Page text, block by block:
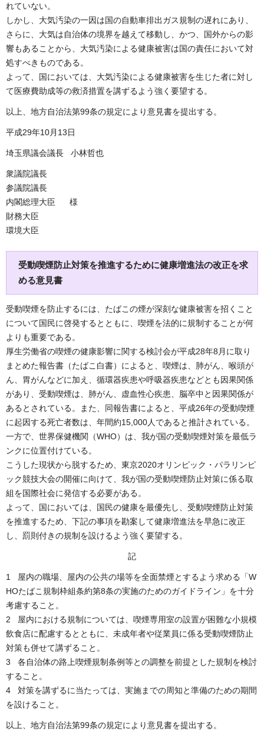
れていない。
しかし、大気汚染の一因は国の自動車排出ガス規制の遅れにあり、
さらに、大気は自治体の境界を越えて移動し、かつ、国外からの影
響もあることから、大気汚染による健康被害は国の責任において対
処すべきものである。
よって、国においては、大気汚染による健康被害を生じた者に対し
て医療費助成等の救済措置を講ずるよう強く要望する。
以上、地方自治法第99条の規定により意見書を提出する。
平成29年10月13日
埼玉県議会議長 小林哲也
衆議院議長
参議院議長
内閣総理大臣 様
財務大臣
環境大臣
受動喫煙防止対策を推進するために健康増進法の改正を求
める意見書
受動喫煙を防止するには、たばこの煙が深刻な健康被害を招くこと
について国民に啓発するとともに、喫煙を法的に規制することが何
よりも重要である。
厚生労働省の喫煙の健康影響に関する検討会が平成28年8月に取り
まとめた報告書（たばこ白書）によると、喫煙は、肺がん、喉頭が
ん、胃がんなどに加え、循環器疾患や呼吸器疾患などとも因果関係
があり、受動喫煙は、肺がん、虚血性心疾患、脳卒中と因果関係が
あるとされている。また、同報告書によると、平成26年の受動喫煙
に起因する死亡者数は、年間約15,000人であると推計されている。
一方で、世界保健機関（WHO）は、我が国の受動喫煙対策を最低ラ
ンクに位置付けている。
こうした現状から脱するため、東京2020オリンピック・パラリンピ
ック競技大会の開催に向けて、我が国の受動喫煙防止対策に係る取
組を国際社会に発信する必要がある。
よって、国においては、国民の健康を最優先し、受動喫煙防止対策
を推進するため、下記の事項を勘案して健康増進法を早急に改正
し、罰則付きの規制を設けるよう強く要望する。
記
1 屋内の職場、屋内の公共の場等を全面禁煙とするよう求める「W
HOたばこ規制枠組条約第8条の実施のためのガイドライン」を十分
考慮すること。
2 屋内における規制については、喫煙専用室の設置が困難な小規模
飲食店に配慮するとともに、未成年者や従業員に係る受動喫煙防止
対策も併せて講ずること。
3 各自治体の路上喫煙規制条例等との調整を前提とした規制を検討
すること。
4 対策を講ずるに当たっては、実施までの周知と準備のための期間
を設けること。
以上、地方自治法第99条の規定により意見書を提出する。